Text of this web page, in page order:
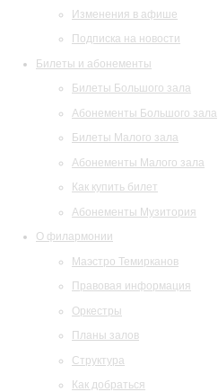
Изменения в афише
Подписка на новости
Билеты и абонементы
Билеты Большого зала
Абонементы Большого зала
Билеты Малого зала
Абонементы Малого зала
Как купить билет
Абонементы Музитория
О филармонии
Маэстро Темирканов
Правовая информация
Оркестры
Планы залов
Структура
Как добраться